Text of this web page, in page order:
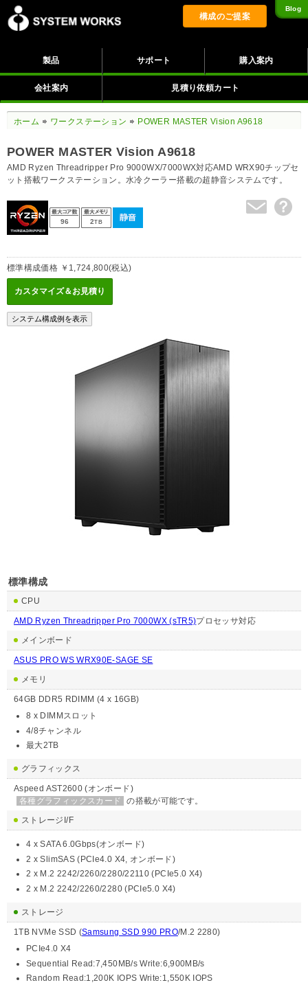
構成のご提案
Blog
製品 サポート 購入案内
会社案内 見積り依頼カート
ホーム ワークステーション POWER MASTER Vision A9618
POWER MASTER Vision A9618
AMD Ryzen Threadripper Pro 9000WX/7000WX対応AMD WRX90チップセ
ット搭載ワークステーション。水冷クーラー搭載の超静音システムです。
96 2TB
標準構成価格 ￥1,724,800(税込)
標準構成
CPU
AMD Ryzen Threadripper Pro 7000WX (sTR5)プロセッサ対応
メインボード
ASUS PRO WS WRX90E-SAGE SE
メモリ
64GB DDR5 RDIMM (4 x 16GB)
8 x DIMMスロット
4/8チャンネル
最大2TB
グラフィックス
Aspeed AST2600 (オンボード)
各種グラフィックスカード
の搭載が可能です。
ストレージI/F
4 x SATA 6.0Gbps(オンボード)
2 x SlimSAS (PCIe4.0 X4, オンボード)
2 x M.2 2242/2260/2280/22110 (PCIe5.0 X4)
2 x M.2 2242/2260/2280 (PCIe5.0 X4)
ストレージ
1TB NVMe SSD (Samsung SSD 990 PRO/M.2 2280)
PCIe4.0 X4
Sequential Read:7,450MB/s Write:6,900MB/s
Random Read:1,200K IOPS Write:1,550K IOPS